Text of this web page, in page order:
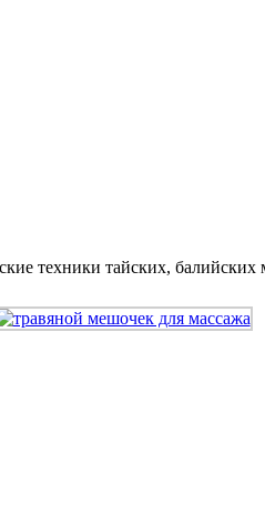
техники тайских, балийских